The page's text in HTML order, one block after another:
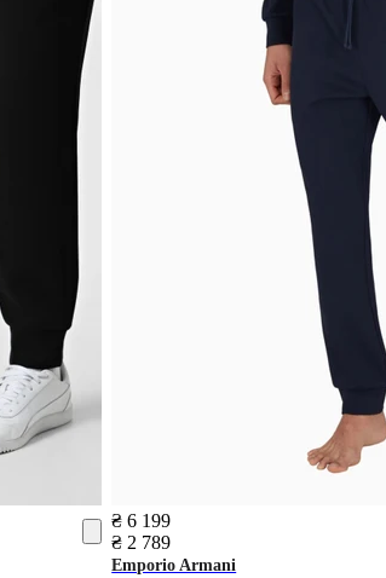
₴ 6 199
₴ 2 789
Emporio Armani